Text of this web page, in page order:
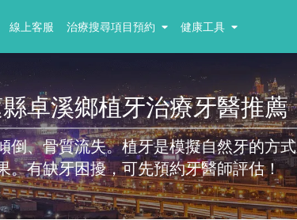
線上客服 治療搜尋項目預約 健康工具
卓溪鄉植牙治療牙醫推薦
倒、骨質流失。植牙是模擬自然牙的方
。有缺牙困擾，可先預約牙醫師評估！